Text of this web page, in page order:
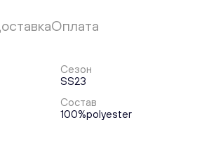
Оплата
Сезон
SS23
Состав
100%polyester